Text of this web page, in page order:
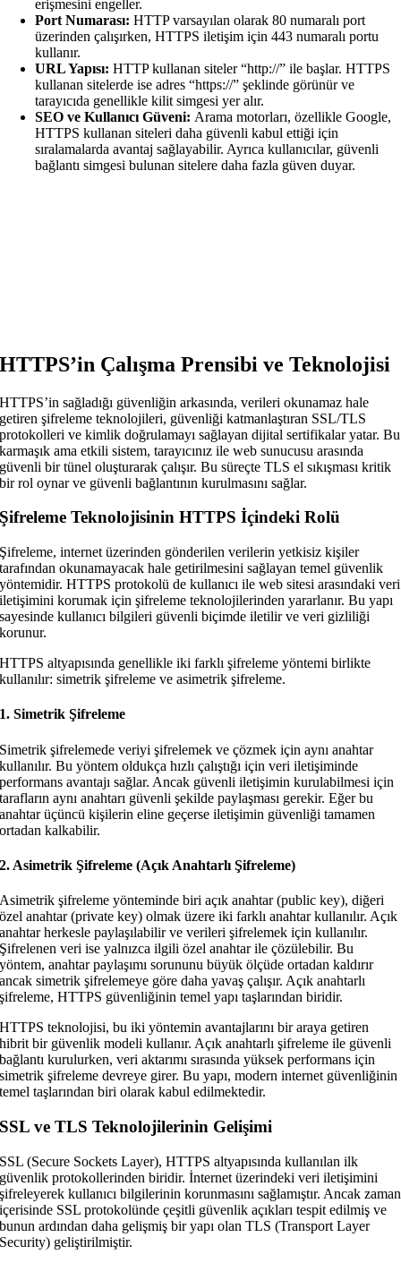
erişmesini engeller.
Port Numarası: HTTP varsayılan olarak 80 numaralı port
üzerinden çalışırken, HTTPS iletişim için 443 numaralı portu
kullanır.
URL Yapısı: HTTP kullanan siteler “http://” ile başlar. HTTPS
kullanan sitelerde ise adres “https://” şeklinde görünür ve
tarayıcıda genellikle kilit simgesi yer alır.
SEO ve Kullanıcı Güveni: Arama motorları, özellikle Google,
HTTPS kullanan siteleri daha güvenli kabul ettiği için
sıralamalarda avantaj sağlayabilir. Ayrıca kullanıcılar, güvenli
bağlantı simgesi bulunan sitelere daha fazla güven duyar.
HTTPS’in Çalışma Prensibi ve Teknolojisi
HTTPS’in sağladığı güvenliğin arkasında, verileri okunamaz hale
getiren şifreleme teknolojileri, güvenliği katmanlaştıran SSL/TLS
protokolleri ve kimlik doğrulamayı sağlayan dijital sertifikalar yatar. Bu
karmaşık ama etkili sistem, tarayıcınız ile web sunucusu arasında
güvenli bir tünel oluşturarak çalışır. Bu süreçte TLS el sıkışması kritik
bir rol oynar ve güvenli bağlantının kurulmasını sağlar.
Şifreleme Teknolojisinin HTTPS İçindeki Rolü
Şifreleme, internet üzerinden gönderilen verilerin yetkisiz kişiler
tarafından okunamayacak hale getirilmesini sağlayan temel güvenlik
yöntemidir. HTTPS protokolü de kullanıcı ile web sitesi arasındaki veri
iletişimini korumak için şifreleme teknolojilerinden yararlanır. Bu yapı
sayesinde kullanıcı bilgileri güvenli biçimde iletilir ve veri gizliliği
korunur.
HTTPS altyapısında genellikle iki farklı şifreleme yöntemi birlikte
kullanılır: simetrik şifreleme ve asimetrik şifreleme.
1. Simetrik Şifreleme
Simetrik şifrelemede veriyi şifrelemek ve çözmek için aynı anahtar
kullanılır. Bu yöntem oldukça hızlı çalıştığı için veri iletişiminde
performans avantajı sağlar. Ancak güvenli iletişimin kurulabilmesi için
tarafların aynı anahtarı güvenli şekilde paylaşması gerekir. Eğer bu
anahtar üçüncü kişilerin eline geçerse iletişimin güvenliği tamamen
ortadan kalkabilir.
2. Asimetrik Şifreleme (Açık Anahtarlı Şifreleme)
Asimetrik şifreleme yönteminde biri açık anahtar (public key), diğeri
özel anahtar (private key) olmak üzere iki farklı anahtar kullanılır. Açık
anahtar herkesle paylaşılabilir ve verileri şifrelemek için kullanılır.
Şifrelenen veri ise yalnızca ilgili özel anahtar ile çözülebilir. Bu
yöntem, anahtar paylaşımı sorununu büyük ölçüde ortadan kaldırır
ancak simetrik şifrelemeye göre daha yavaş çalışır. Açık anahtarlı
şifreleme, HTTPS güvenliğinin temel yapı taşlarından biridir.
HTTPS teknolojisi, bu iki yöntemin avantajlarını bir araya getiren
hibrit bir güvenlik modeli kullanır. Açık anahtarlı şifreleme ile güvenli
bağlantı kurulurken, veri aktarımı sırasında yüksek performans için
simetrik şifreleme devreye girer. Bu yapı, modern internet güvenliğinin
temel taşlarından biri olarak kabul edilmektedir.
SSL ve TLS Teknolojilerinin Gelişimi
SSL (Secure Sockets Layer), HTTPS altyapısında kullanılan ilk
güvenlik protokollerinden biridir. İnternet üzerindeki veri iletişimini
şifreleyerek kullanıcı bilgilerinin korunmasını sağlamıştır. Ancak zaman
içerisinde SSL protokolünde çeşitli güvenlik açıkları tespit edilmiş ve
bunun ardından daha gelişmiş bir yapı olan TLS (Transport Layer
Security) geliştirilmiştir.